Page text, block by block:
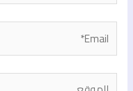
Email*
الموقع